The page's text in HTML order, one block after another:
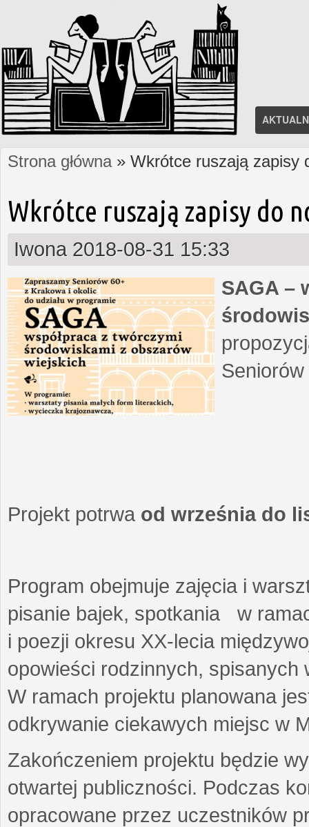
Jesteś tutaj
Strona główna» Wkrótce ruszają zapisy
Wkrótce ruszają zapisy do
Iwona 2018-08-31 15:33
SAGA –
Projekt potrwa od września do
Program obejmuje zajęcia i
pisanie bajek, spotkania w
i poezji okresu XX-lecia
opowieści rodzinnych,
W ramach projektu planowana
odkrywanie ciekawych miejsc w
Zakończeniem projektu będzie
otwartej publiczności. Podczas
opracowane przez uczestników